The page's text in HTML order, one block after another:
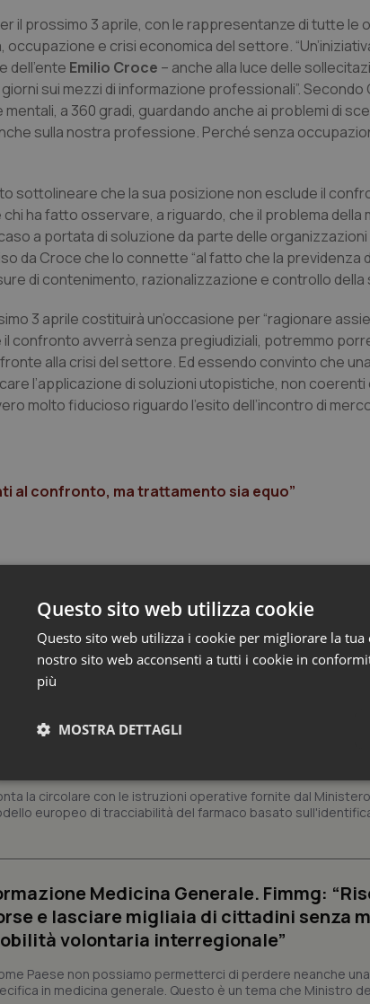
il prossimo 3 aprile, con le rappresentanze di tutte
e crisi economica del settore.
dell’ente Emilio Croce – anche alla luce delle
sui mezzi di informazione professionali”.
a 360 gradi, guardando anche ai problemi di
sulla nostra professione. Perché senza
sottolineare che la sua posizione non esclude il
ha fatto osservare, a riguardo, che il problema
a portata di soluzione da parte delle
da Croce che lo connette “al fatto che la
di contenimento, razionalizzazione e controllo della
3 aprile costituirà un’occasione per “ragionare
confronto avverrà senza pregiudiziali, potremmo
alla crisi del settore. Ed essendo convinto che
l’applicazione di soluzioni utopistiche, non
molto fiducioso riguardo l’esito dell’incontro di
al confronto, ma trattamento sia equo”
in Lavoro e Professioni
dei farmaci. Dal Ministero le
l’8 febbraio 2027 l’adeguamento dei
la circolare con le istruzioni operative fornite dal
europeo di tracciabilità del farmaco basato
Medicina Generale. Fimmg:
e lasciare migliaia di cittadini senza
volontaria interregionale”
Paese non possiamo permetterci di perdere neanche
in medicina generale. Questo è un tema che Ministro
Questo sito web utilizza cookie
Questo sito web utilizza i cookie per migliorare la
nostro sito web acconsenti a tutti i cookie in
più
MOSTRA DETTAGLI
Necessari
Necessari
I cookie necessari contribuiscono a rendere fruibile il sito web
Nome
Fornitore Dominio